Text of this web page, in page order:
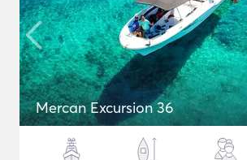
Mercan Excursion 36